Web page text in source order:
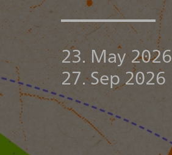
23. May 2026
27. Sep 2026